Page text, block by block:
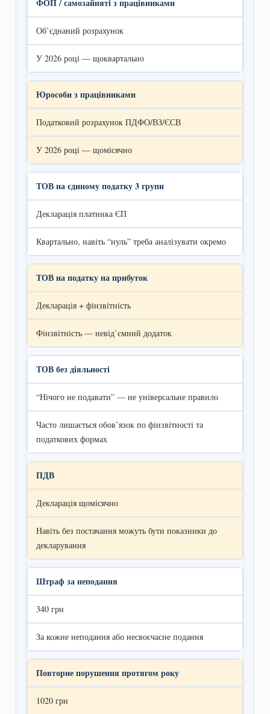
Об’єднаний розрахунок
У 2026 році — щоквартально
Юрособи з працівниками
Податковий розрахунок ПДФО/ВЗ/ЄСВ
У 2026 році — щомісячно
ТОВ на єдиному податку 3 групи
Декларація платника ЄП
Квартально, навіть “нуль” треба аналізувати окремо
ТОВ на податку на прибуток
Декларація + фінзвітність
Фінзвітність — невід’ємний додаток
ТОВ без діяльності
“Нічого не подавати” — не універсальне правило
Часто лишається обов’язок по фінзвітності та
податкових формах
ПДВ
Декларація щомісячно
Навіть без постачання можуть бути показники до
декларування
Штраф за неподання
340 грн
За кожне неподання або несвоєчасне подання
Повторне порушення протягом року
1020 грн